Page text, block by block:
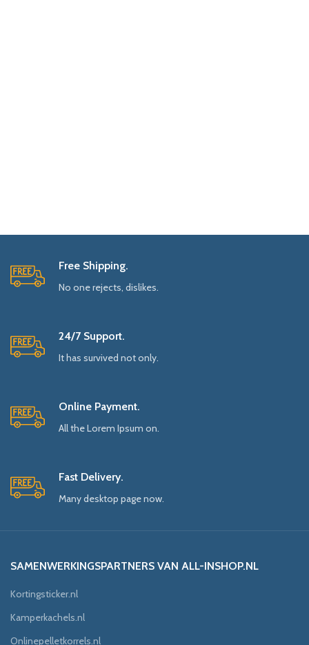
Free Shipping.
No one rejects, dislikes.
24/7 Support.
It has survived not only.
Online Payment.
All the Lorem Ipsum on.
Fast Delivery.
Many desktop page now.
SAMENWERKINGSPARTNERS VAN ALL-INSHOP.NL
Kortingsticker.nl
Kamperkachels.nl
Onlinepelletkorrels.nl